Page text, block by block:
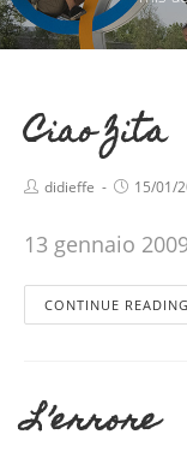
Ciao Zita
didieffe 15/01/
13 gennaio
CONTINUE READING
L’errore